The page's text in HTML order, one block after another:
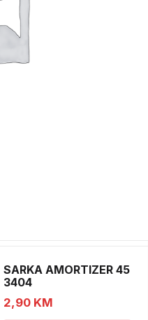
SARKA AMORTIZER 45
3404
2,90 KM